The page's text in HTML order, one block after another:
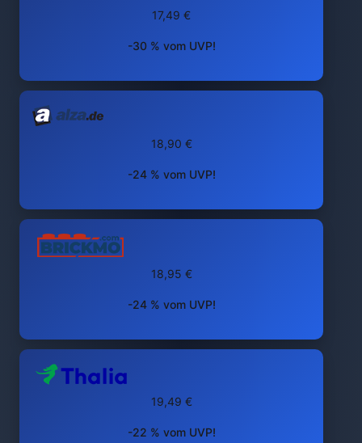
17,49 €
-30 % vom UVP!
18,90 €
-24 % vom UVP!
18,95 €
-24 % vom UVP!
19,49 €
-22 % vom UVP!